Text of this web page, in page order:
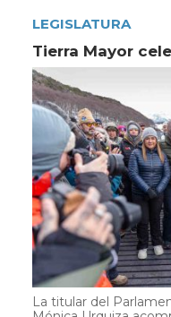
LEGISLATURA
Tierra Mayor
La titular del